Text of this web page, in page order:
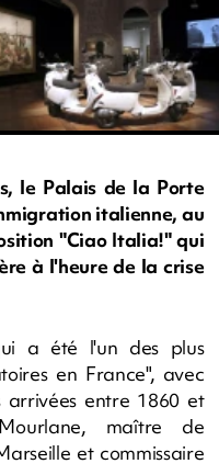
le Palais de la Porte
italienne, au
"Ciao Italia!" qui
à l'heure de la crise
a été l'un des plus
en France", avec
arrivées entre 1860 et
maître de
et commissaire